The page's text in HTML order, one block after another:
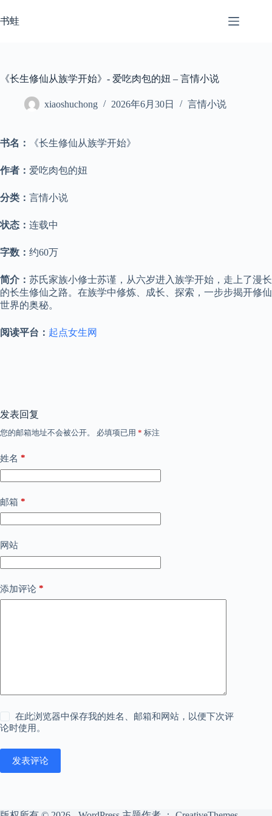
至
书蛙
《长生修仙从族学开始》- 爱吃肉包的妞 – 言情小说
xiaoshuchong 2026年6月30日 言情小说
书名： 《长生修仙从族学开始》
作者： 爱吃肉包的妞
分类： 言情小说
状态： 连载中
字数： 约60万
简介： 苏氏家族小修士苏谨，从六岁进入族学开始，走上了漫长
的长生修仙之路。在族学中修炼、成长、探索，一步步揭开修仙
世界的奥秘。
阅读平台： 起点女生网
发表回复
您的邮箱地址不会被公开。 必填项已用 * 标注
姓名 *
邮箱 *
网站
添加评论 *
在此浏览器中保存我的姓名、邮箱和网站，以便下次评
论时使用。
发表评论